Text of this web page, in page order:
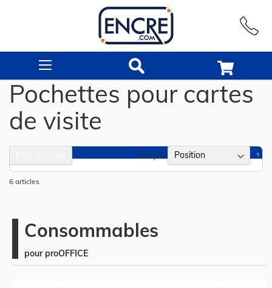
Pochettes pour cartes
de visite
6 articles
Trier par
Consommables
pour proOFFICE